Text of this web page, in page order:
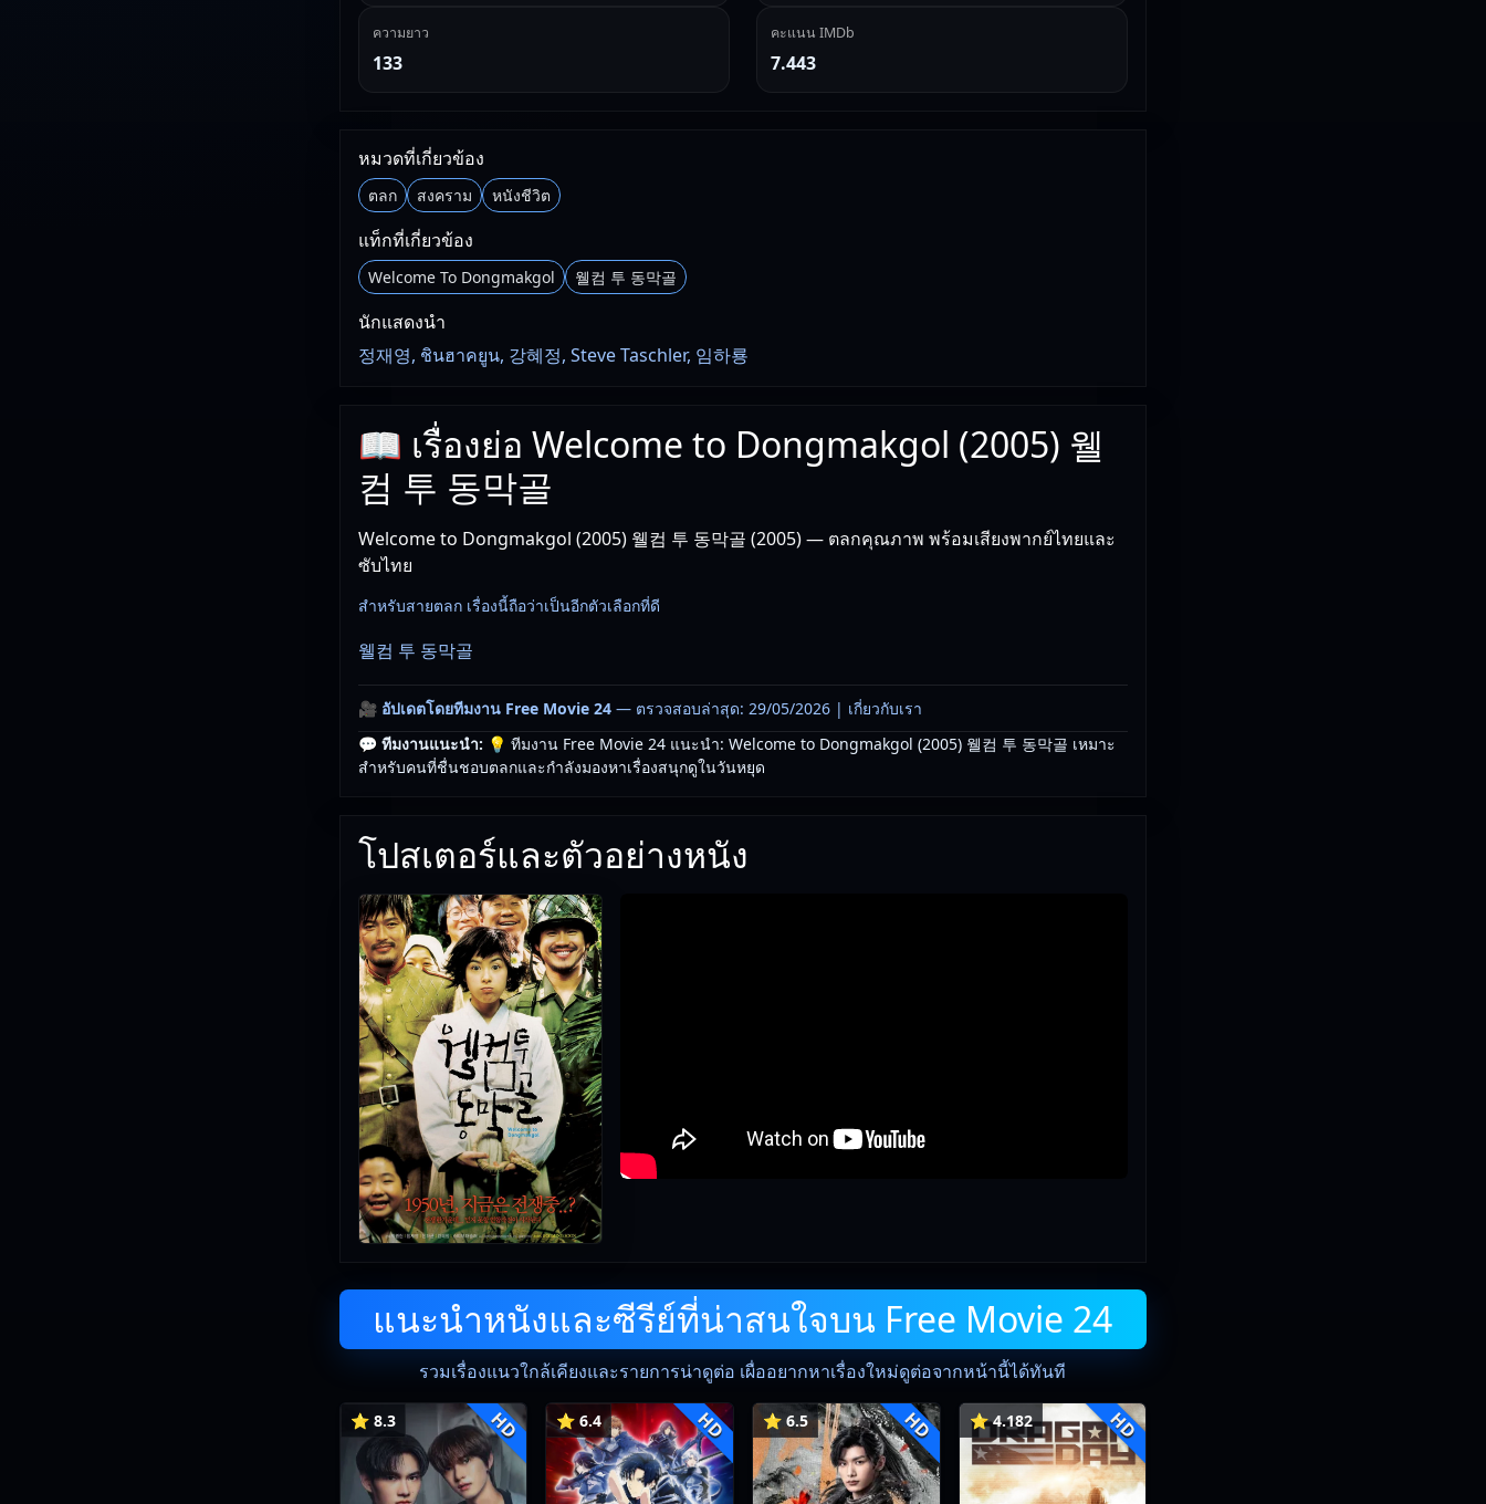
ความยาว
133
คะแนน IMDb
7.443
หมวดที่เกี่ยวข้อง
ตลก สงคราม หนังชีวิต
แท็กที่เกี่ยวข้อง
Welcome To Dongmakgol 웰컴 투 동막골
นักแสดงนำ
정재영, ชินฮาคยูน, 강혜정, Steve Taschler, 임하룡
📖 เรื่องย่อ Welcome to Dongmakgol (2005) 웰
컴 투 동막골
Welcome to Dongmakgol (2005) 웰컴 투 동막골 (2005) — ตลกคุณภาพ พร้อมเสียงพากย์ไทยและ
ซับไทย
สำหรับสายตลก เรื่องนี้ถือว่าเป็นอีกตัวเลือกที่ดี
웰컴 투 동막골
🎥 อัปเดตโดยทีมงาน Free Movie 24— ตรวจสอบล่าสุด: 29/05/2026 | เกี่ยวกับเรา
💬 ทีมงานแนะนำ: 💡 ทีมงาน Free Movie 24 แนะนำ: Welcome to Dongmakgol (2005) 웰컴 투 동막골 เหมาะ
สำหรับคนที่ชื่นชอบตลกและกำลังมองหาเรื่องสนุกดูในวันหยุด
โปสเตอร์และตัวอย่างหนัง
แนะนำหนังและซีรีย์ที่น่าสนใจบน Free Movie 24
รวมเรื่องแนวใกล้เคียงและรายการน่าดูต่อ เผื่ออยากหาเรื่องใหม่ดูต่อจากหน้านี้ได้ทันที
⭐ 8.3 HD ⭐ 6.4 HD ⭐ 6.5 HD ⭐ 4.182 HD